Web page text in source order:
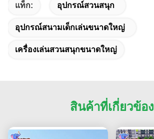
แท็ก: อุปกรณ์สวนสนุก
อุปกรณ์สนามเด็กเล่นขนาดใหญ่
เครื่องเล่นสวนสนุกขนาดใหญ่
สินค้าที่เกี่ยวข้อง